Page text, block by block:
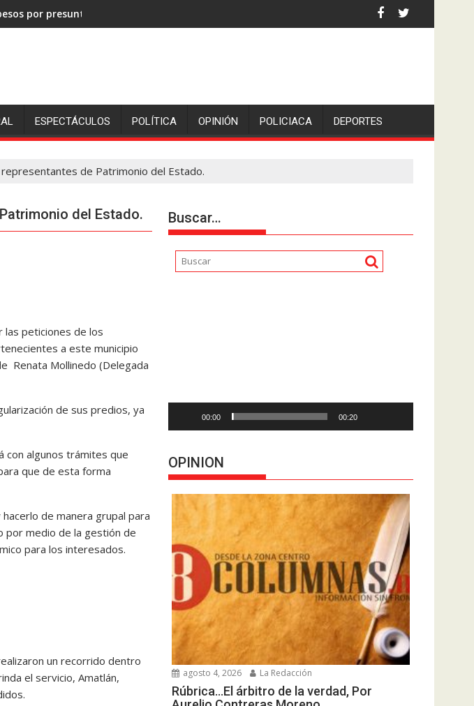
por presuntos asesinos de la comunicadora Avisack Douglas.
ESPECTÁCULOS POLÍTICA OPINIÓN POLICIACA DEPORTES
de Patrimonio del Estado.
del Estado.
las peticiones de los
a este municipio
Renata Mollinedo (Delegada
de sus predios, ya
con algunos trámites que
que de esta forma
de manera grupal para
por medio de la gestión de
para los interesados.
un recorrido dentro
el servicio, Amatlán,
Buscar…
00:00 00:20
OPINION
agosto 4, 2026 La Redacción
Rúbrica…El árbitro de la verdad, Por